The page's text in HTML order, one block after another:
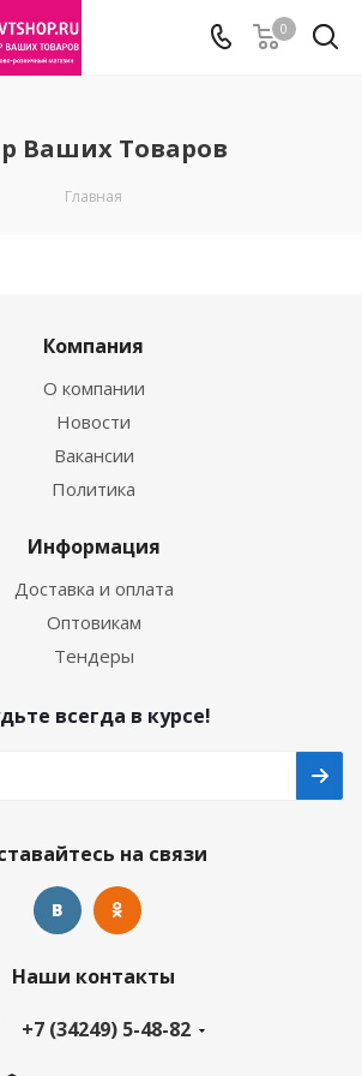
0
Ваших Товаров
Главная
Компания
О компании
Новости
Вакансии
Политика
Информация
Доставка и оплата
Оптовикам
Тендеры
всегда в курсе!
на связи
Наши контакты
+7 (34249) 5-48-82